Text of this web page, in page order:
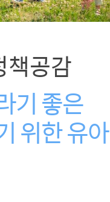
책공감
기 좋은
위한 유아